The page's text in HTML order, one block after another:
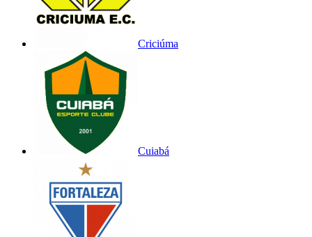
Criciúma
Cuiabá